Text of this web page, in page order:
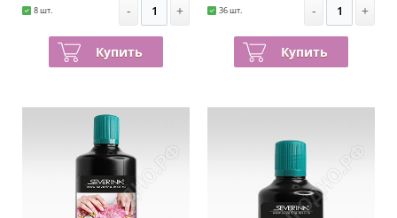
8 шт. - +
Купить
36 шт. - +
Купить